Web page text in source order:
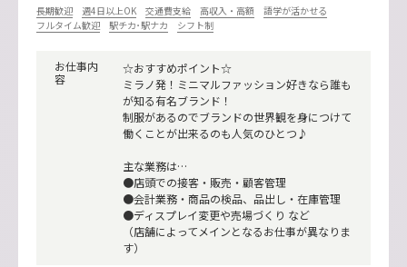
長期歓迎 週4日以上OK 交通費支給 高収入・高額
語学が活かせる
フルタイム歓迎
駅チカ･駅ナカ シフト制
お仕事内
容
☆おすすめポイント☆
ミラノ発！ミニマルファッション好きなら誰も
が知る有名ブランド！
制服があるのでブランドの世界観を身につけて
働くことが出来るのも人気のひとつ♪
主な業務は…
●店頭での接客・販売・顧客管理
●会計業務・商品の検品、品出し・在庫管理
●ディスプレイ変更や売場づくり など
（店舗によってメインとなるお仕事が異なりま
す）